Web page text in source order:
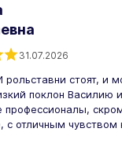
31.07.2026
рольставни стоят, и
поклон Василию
профессионалы,
с отличным чувством